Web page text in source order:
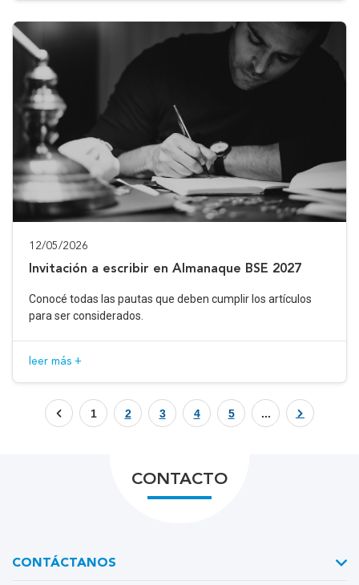
12/05/2026
Invitación a escribir en Almanaque BSE 2027
Conocé todas las pautas que deben cumplir los artículos
para ser considerados.
leer más +
1 2 3 4 5 ...
CONTACTO
CONTÁCTANOS